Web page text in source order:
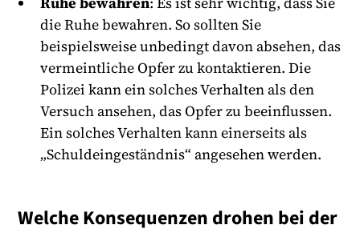
die Ruhe bewahren. So sollten Sie
beispielsweise unbedingt davon absehen, das
vermeintliche Opfer zu kontaktieren. Die
Polizei kann ein solches Verhalten als den
Versuch ansehen, das Opfer zu beeinflussen.
Ein solches Verhalten kann einerseits als
„Schuldeingeständnis“ angesehen werden.
Welche Konsequenzen drohen bei der